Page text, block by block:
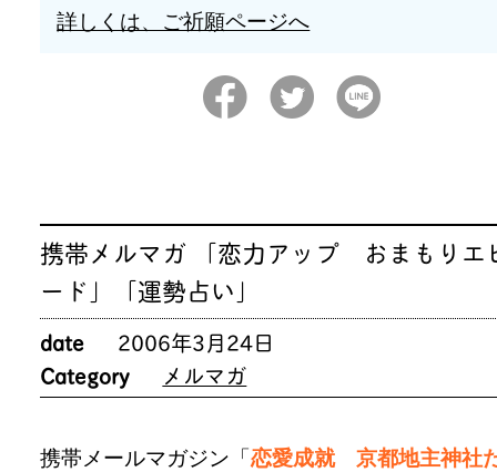
詳しくは、ご祈願ページへ
携帯メルマガ 「恋力アップ おまもりエ
ード」「運勢占い」
date
2006年3月24日
Category
メルマガ
携帯メールマガジン「恋愛成就 京都地主神社